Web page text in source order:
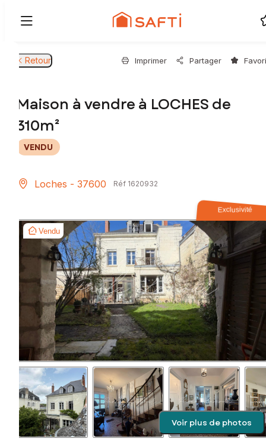
Retour Imprimer Partager
Maison à vendre à LOCHES de
310m²
VENDU
Loches - 37600 Réf 1620932
Exclusivité
Vendu
Voir plus de photos